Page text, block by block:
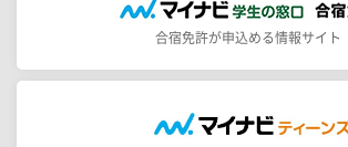
合宿免許が申込める情報サイト